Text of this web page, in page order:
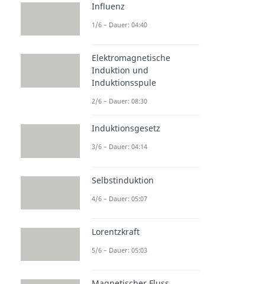
Influenz
1/6 – Dauer: 04:40
Elektromagnetische
Induktion und
Induktionsspule
2/6 – Dauer: 08:30
Induktionsgesetz
3/6 – Dauer: 04:14
Selbstinduktion
4/6 – Dauer: 05:07
Lorentzkraft
5/6 – Dauer: 05:03